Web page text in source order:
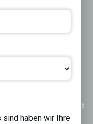
Next
sind haben wir Ihre